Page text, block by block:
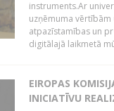
instruments.Ar
uzņēmuma
atpazīstamības un
digitālajā laikmetā
EIROPAS
INICIATĪVU